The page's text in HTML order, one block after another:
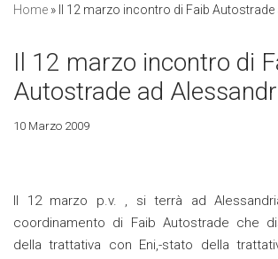
Home » Il 12 marzo incontro di Faib
Il 12 marzo incontro di
Autostrade ad
10 Marzo 2009
Il 12 marzo p.v. , si terrà ad
coordinamento di Faib Autostrade che
della trattativa con Eni,-stato della